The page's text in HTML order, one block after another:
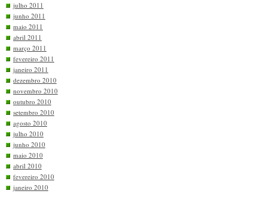
julho 2011
junho 2011
maio 2011
abril 2011
março 2011
fevereiro 2011
janeiro 2011
dezembro 2010
novembro 2010
outubro 2010
setembro 2010
agosto 2010
julho 2010
junho 2010
maio 2010
abril 2010
fevereiro 2010
janeiro 2010